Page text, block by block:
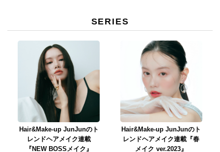
SERIES
Hair&Make-up JunJunのト
レンドヘアメイク連載
『NEW BOSSメイク』
Hair&Make-up JunJunのト
レンドヘアメイク連載『春
メイク ver.2023』